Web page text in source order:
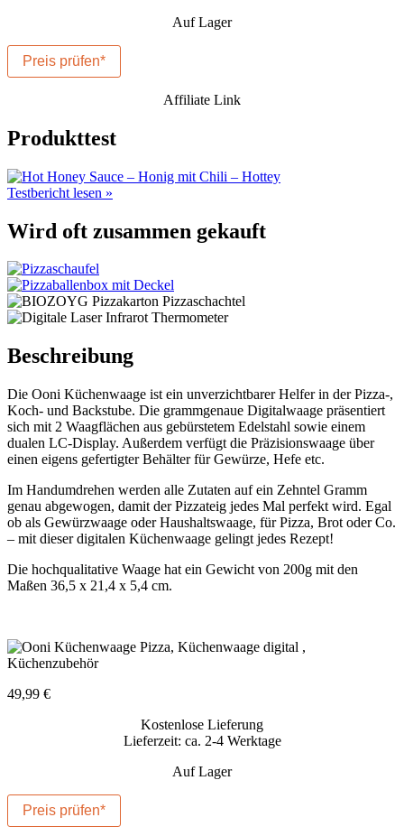
Auf Lager
Preis prüfen*
Affiliate Link
Produkttest
Testbericht lesen »
Wird oft zusammen gekauft
Beschreibung
Die Ooni Küchenwaage ist ein unverzichtbarer Helfer in der Pizza-,
Koch- und Backstube. Die grammgenaue Digitalwaage präsentiert
sich mit 2 Waagflächen aus gebürstetem Edelstahl sowie einem
dualen LC-Display. Außerdem verfügt die Präzisionswaage über
einen eigens gefertigter Behälter für Gewürze, Hefe etc.
Im Handumdrehen werden alle Zutaten auf ein Zehntel Gramm
genau abgewogen, damit der Pizzateig jedes Mal perfekt wird. Egal
ob als Gewürzwaage oder Haushaltswaage, für Pizza, Brot oder Co.
– mit dieser digitalen Küchenwaage gelingt jedes Rezept!
Die hochqualitative Waage hat ein Gewicht von 200g mit den
Maßen 36,5 x 21,4 x 5,4 cm.
49,99 €
Kostenlose Lieferung
Lieferzeit: ca. 2-4 Werktage
Auf Lager
Preis prüfen*